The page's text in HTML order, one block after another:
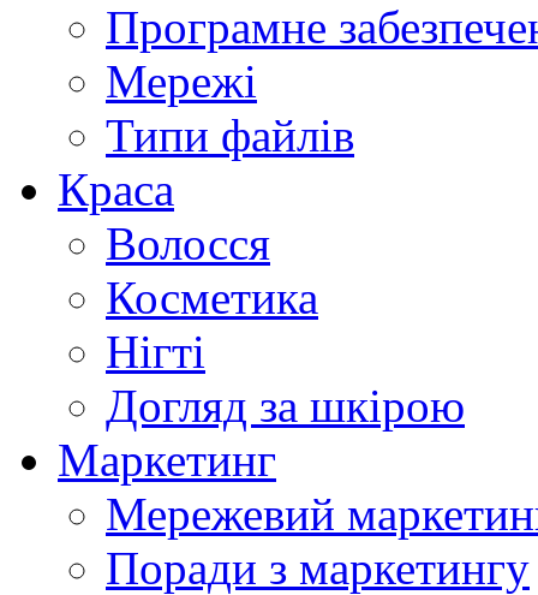
Програмне
Мережі
Типи файлів
Краса
Волосся
Косметика
Нігті
Догляд за шкірою
Маркетинг
Мережевий
Поради з маркетингу